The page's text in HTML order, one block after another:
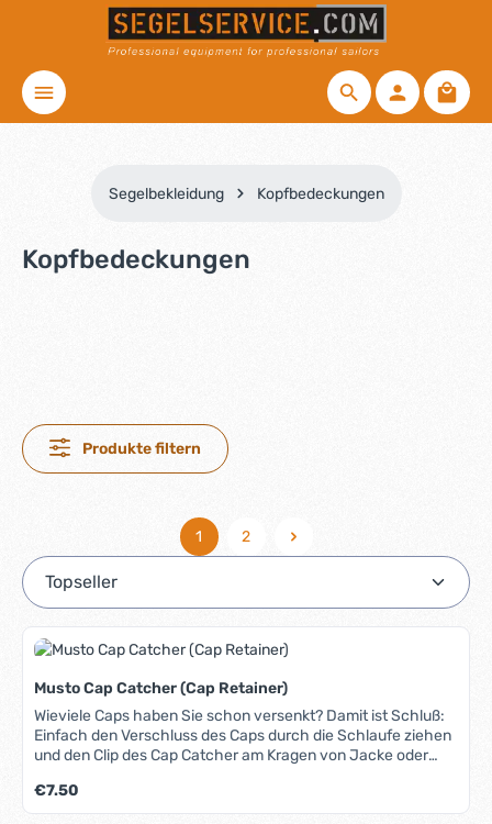
Zum Hauptinhalt springen
Segelbekleidung Kopfbedeckungen
Kopfbedeckungen
Produkte filtern
Seite
1
Seite
2
Musto Cap Catcher (Cap Retainer)
Wieviele Caps haben Sie schon versenkt? Damit ist Schluß:
Einfach den Verschluss des Caps durch die Schlaufe ziehen
und den Clip des Cap Catcher am Kragen von Jacke oder
Wind. Der Clip besteht aus seewasserbeständigem Metall.
Regulärer Preis:
€7.50